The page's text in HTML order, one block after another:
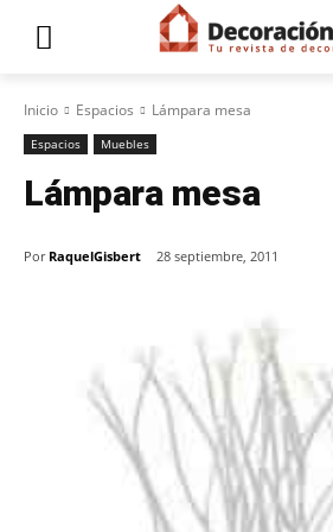
Inicio Espacios Lámpara mesa
Espacios Muebles
Lámpara mesa
Por RaquelGisbert 28 septiembre, 2011